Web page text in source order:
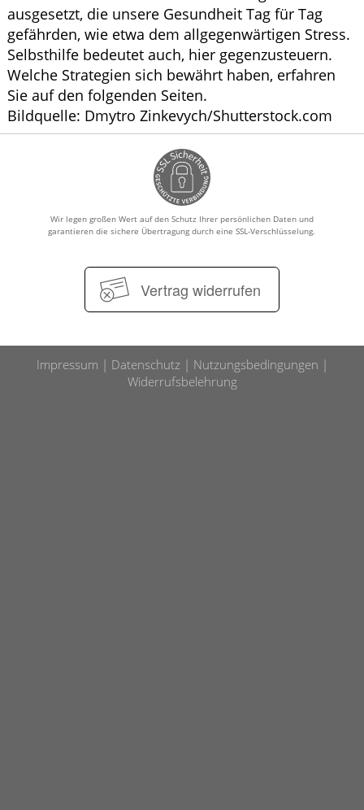
ausgesetzt, die unsere Gesundheit Tag für Tag
gefährden, wie etwa dem allgegenwärtigen Stress.
Selbsthilfe bedeutet auch, hier gegenzusteuern.
Welche Strategien sich bewährt haben, erfahren
Sie auf den folgenden Seiten.
Bildquelle: Dmytro Zinkevych/Shutterstock.com
Wir legen großen Wert auf den Schutz Ihrer persönlichen Daten und
garantieren die sichere Übertragung durch eine SSL-Verschlüsselung.
Vertrag widerrufen
Impressum Datenschutz
Nutzungsbedingungen
Widerrufsbelehrung